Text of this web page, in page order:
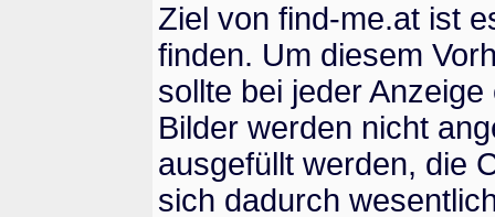
Ziel von find-me.at ist
finden. Um diesem
sollte bei jeder
Bilder werden nicht
ausgefüllt werden, die
sich dadurch